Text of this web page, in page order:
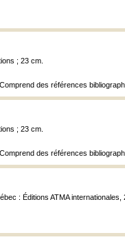
; 23 cm.
des références
; 23 cm.
des références
: Éditions ATMA internationales,